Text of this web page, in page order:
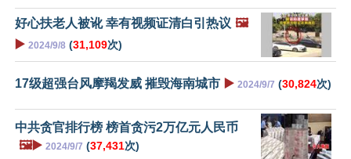
好心扶老人被讹 幸有视频证清白引热议 🖼️
▶️ 2024/9/8 (31,109次)
17级超强台风摩羯发威 摧毁海南城市 ▶️ 2024/9/7 (30,824次)
中共贪官排行榜 榜首贪污2万亿元人民币
🖼️▶️ 2024/9/7 (37,431次)